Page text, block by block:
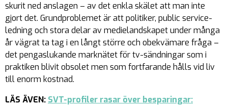
skurit ned anslagen – av det enkla skälet att man inte
gjort det. Grundproblemet är att politiker, public service-
ledning och stora delar av medielandskapet under många
år vägrat ta tag i en långt större och obekvämare fråga –
det pengaslukande marknätet för tv-sändningar som i
praktiken blivit obsolet men som fortfarande hålls vid liv
till enorm kostnad.
LÄS ÄVEN: SVT-profiler rasar över besparingar: